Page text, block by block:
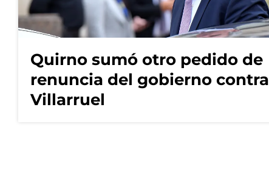
Quirno sumó otro pedido de
renuncia del gobierno contra
Villarruel